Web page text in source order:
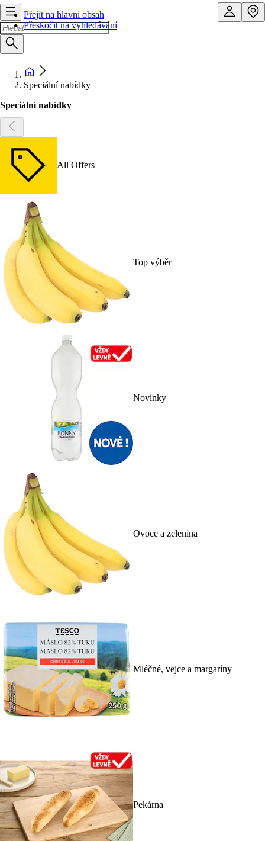
Přejít na hlavní obsah
Přeskočit na vyhledávání
Speciální nabídky
Speciální nabídky
All Offers
Top výběr
Novinky
Ovoce a zelenina
Mléčné, vejce a margaríny
Pekárna